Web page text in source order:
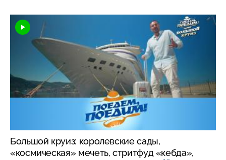
Большой круиз: королевские сады,
«космическая» мечеть, стритфуд «кебда»,